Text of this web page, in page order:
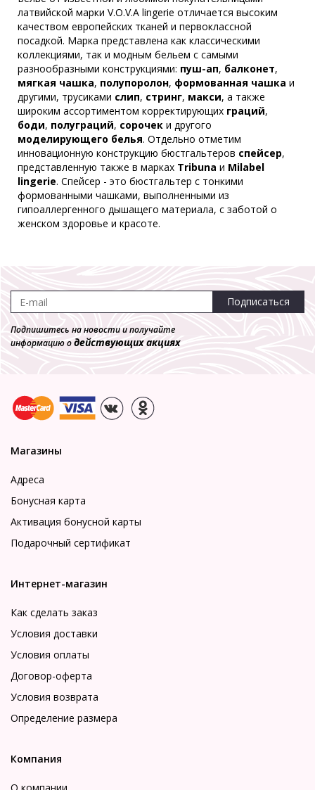
латвийской марки V.O.V.A lingerie отличается высоким
качеством европейских тканей и первоклассной
посадкой. Марка представлена как классическими
коллекциями, так и модным бельем с самыми
разнообразными конструкциями: пуш-ап, балконет,
мягкая чашка, полупоролон, формованная чашка и
другими, трусиками слип, стринг, макси, а также
широким ассортиментом корректирующих граций,
боди, полуграций, сорочек и другого
моделирующего белья. Отдельно отметим
инновационную конструкцию бюстгальтеров спейсер,
представленную также в марках Tribuna и Milabel
lingerie. Спейсер - это бюстгальтер с тонкими
формованными чашками, выполненными из
гипоаллергенного дышащего материала, с заботой о
женском здоровье и красоте.
Подписаться
Подпишитесь на новости и получайте
информацию одействующих акциях
Магазины
Адреса
Бонусная карта
Активация бонусной карты
Подарочный сертификат
Интернет-магазин
Как сделать заказ
Условия доставки
Условия оплаты
Договор-оферта
Условия возврата
Определение размера
Компания